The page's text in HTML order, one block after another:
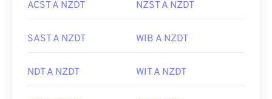
ACST A NZDT NZST A NZDT
SAST A NZDT WIB A NZDT
NDT A NZDT WIT A NZDT